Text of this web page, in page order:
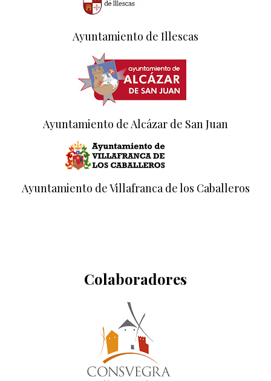
Ayuntamiento de Illescas
Ayuntamiento de Alcázar de San Juan
Ayuntamiento de Villafranca de los Caballeros
Colaboradores